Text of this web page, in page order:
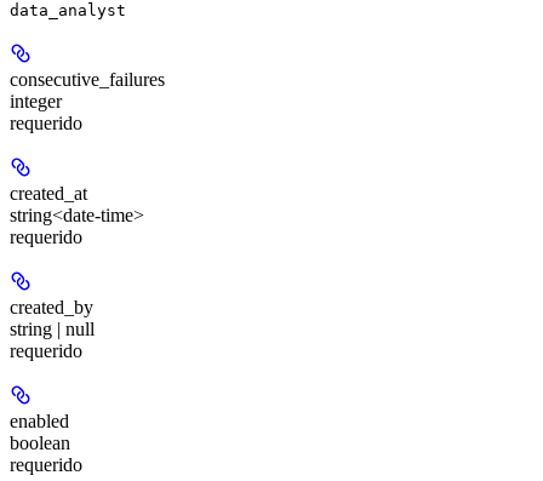
data_analyst
consecutive_failures
integer
requerido
created_at
string<date-time>
requerido
created_by
string | null
requerido
enabled
boolean
requerido